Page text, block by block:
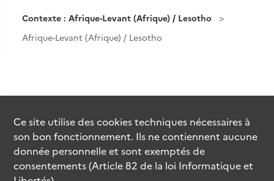
Contexte : Afrique-Levant (Afrique) / Lesotho
Afrique-Levant (Afrique) / Lesotho
Ce site utilise descookiestechniques nécessaires à
son bon fonctionnement. Ils ne contiennent aucune
donnée personnelle et sont exemptés de
consentements (Article 82 de la loi Informatique et